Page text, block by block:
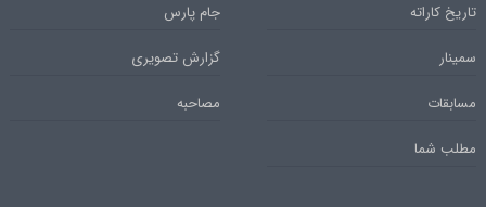
تاریخ کاراته
جام پارس
سمینار
گزارش تصویری
مسابقات
مصاحبه
مطلب شما